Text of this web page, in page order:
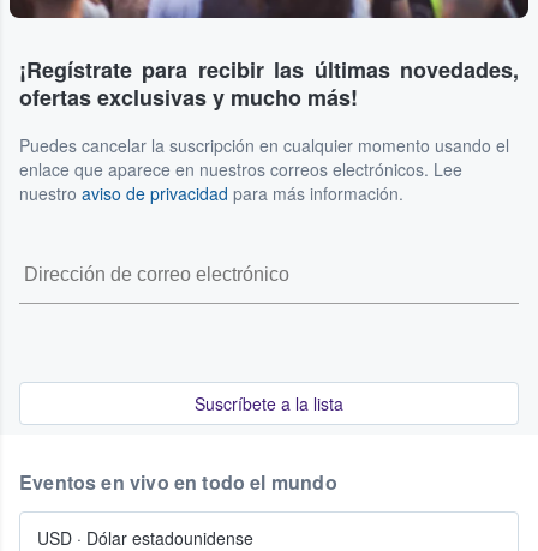
¡Regístrate para recibir las últimas novedades,
ofertas exclusivas y mucho más!
Puedes cancelar la suscripción en cualquier momento usando el
enlace que aparece en nuestros correos electrónicos. Lee
nuestro aviso de privacidad para más información.
Suscríbete a la lista
Eventos en vivo en todo el mundo
USD · Dólar estadounidense